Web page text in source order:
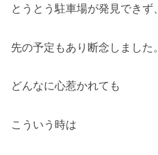
とうとう駐車場が発見できず、
先の予定もあり断念しました。
どんなに心惹かれても
こういう時は